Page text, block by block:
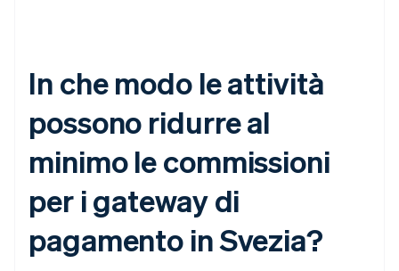
In che modo le attività
possono ridurre al
minimo le commissioni
per i gateway di
pagamento in Svezia?